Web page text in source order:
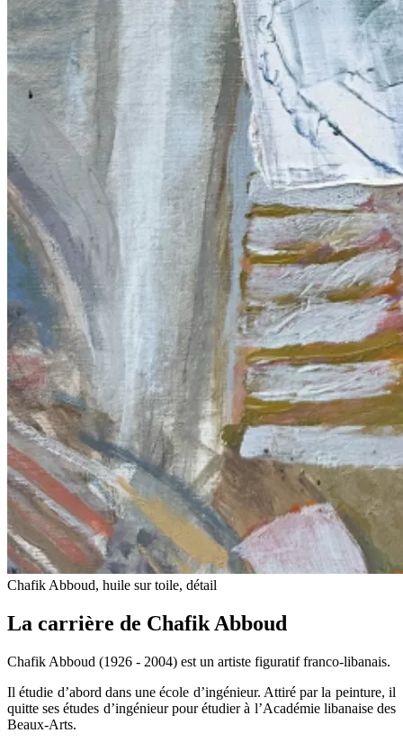
Chafik Abboud, huile sur toile, détail
La carrière de Chafik Abboud
Chafik Abboud (1926 - 2004) est un artiste figuratif franco-libanais.
Il étudie d’abord dans une école d’ingénieur. Attiré par la peinture, il
quitte ses études d’ingénieur pour étudier à l’Académie libanaise des
Beaux-Arts.